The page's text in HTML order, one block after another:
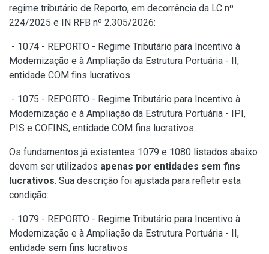
regime tributário de Reporto, em decorrência da LC nº
224/2025 e IN RFB nº 2.305/2026:
- 1074 - REPORTO - Regime Tributário para Incentivo à
Modernização e à Ampliação da Estrutura Portuária - II,
entidade COM fins lucrativos
- 1075 - REPORTO - Regime Tributário para Incentivo à
Modernização e à Ampliação da Estrutura Portuária - IPI,
PIS e COFINS, entidade COM fins lucrativos
Os fundamentos já existentes 1079 e 1080 listados abaixo
devem ser utilizados apenas por entidades sem fins
lucrativos. Sua descrição foi ajustada para refletir esta
condição:
- 1079 - REPORTO - Regime Tributário para Incentivo à
Modernização e à Ampliação da Estrutura Portuária - II,
entidade sem fins lucrativos